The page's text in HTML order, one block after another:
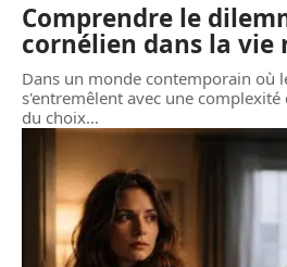
Comprendre le
cornélien dans la vie
Dans un monde contemporain où
s'entremêlent avec une
du choix…